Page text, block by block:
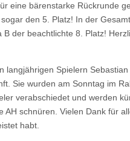
eine bärenstarke Rückrunde
den 5. Platz! In der
B der beachtlichte 8. Platz!
langjährigen Spielern
Sie wurden am Sonntag im
verabschiedet und werden
AH schnüren. Vielen Dank für
habt.